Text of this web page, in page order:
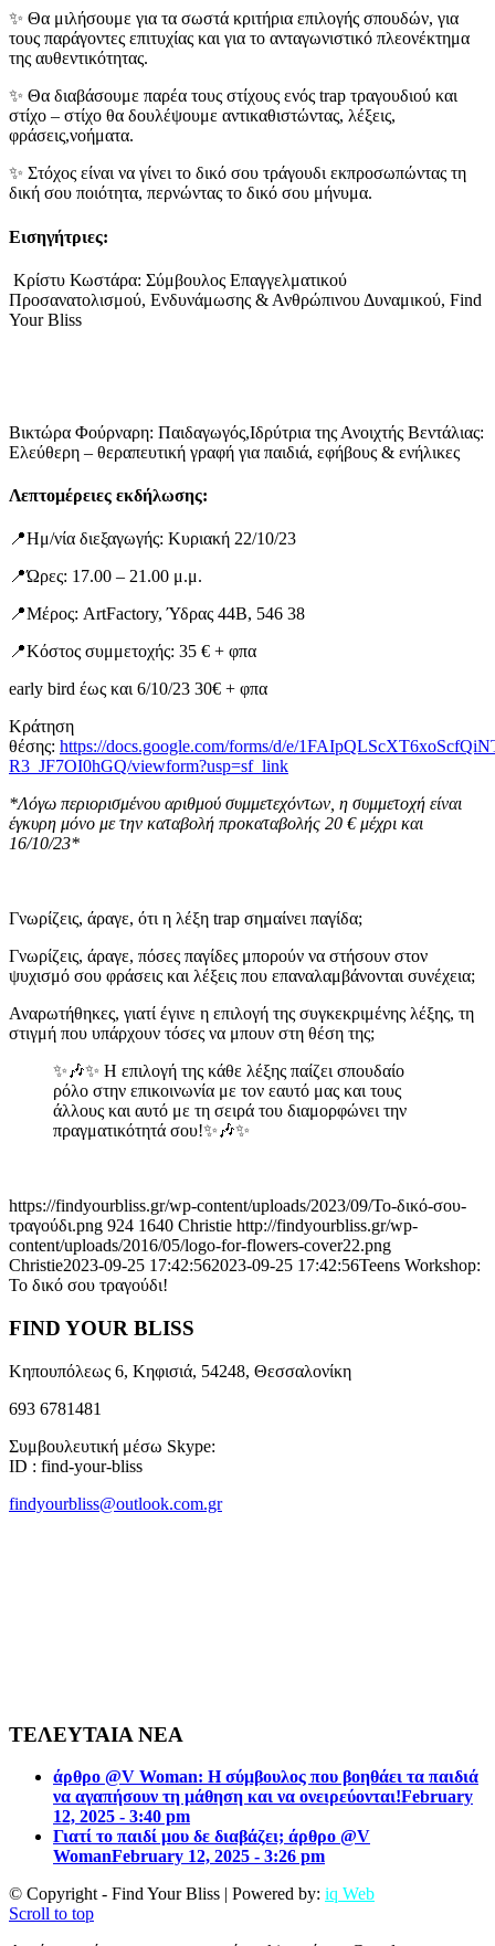
✨ Θα μιλήσουμε για τα σωστά κριτήρια επιλογής σπουδών, για
τους παράγοντες επιτυχίας και για το ανταγωνιστικό πλεονέκτημα
της αυθεντικότητας.
✨ Θα διαβάσουμε παρέα τους στίχους ενός trap τραγουδιού και
στίχο – στίχο θα δουλέψουμε αντικαθιστώντας, λέξεις,
φράσεις,νοήματα.
✨ Στόχος είναι να γίνει το δικό σου τράγουδι εκπροσωπώντας τη
δική σου ποιότητα, περνώντας το δικό σου μήνυμα.
Εισηγήτριες:
Κρίστυ Κωστάρα: Σύμβουλος Επαγγελματικού
Προσανατολισμού, Ενδυνάμωσης & Ανθρώπινου Δυναμικού, Find
Your Bliss
Βικτώρα Φούρναρη: Παιδαγωγός,Ιδρύτρια της Ανοιχτής Βεντάλιας:
Ελεύθερη – θεραπευτική γραφή για παιδιά, εφήβους & ενήλικες
Λεπτομέρειες εκδήλωσης:
📍Ημ/νία διεξαγωγής: Κυριακή 22/10/23
📍Ώρες: 17.00 – 21.00 μ.μ.
📍Μέρος: ArtFactory, Ύδρας 44Β, 546 38
📍Κόστος συμμετοχής: 35 € + φπα
early bird έως και 6/10/23 30€ + φπα
Κράτηση
θέσης: https://docs.google.com/forms/d/e/
R3_JF7OI0hGQ/viewform?usp=sf_link
*Λόγω περιορισμένου αριθμού συμμετεχόντων, η συμμετοχή είναι
έγκυρη μόνο με την καταβολή προκαταβολής 20 € μέχρι και
16/10/23*
Γνωρίζεις, άραγε, ότι η λέξη trap σημαίνει παγίδα;
Γνωρίζεις, άραγε, πόσες παγίδες μπορούν να στήσουν στον
ψυχισμό σου φράσεις και λέξεις που επαναλαμβάνονται συνέχεια;
Αναρωτήθηκες, γιατί έγινε η επιλογή της συγκεκριμένης λέξης, τη
στιγμή που υπάρχουν τόσες να μπουν στη θέση της;
✨🎶✨ Η επιλογή της κάθε λέξης παίζει σπουδαίο
ρόλο στην επικοινωνία με τον εαυτό μας και τους
άλλους και αυτό με τη σειρά του διαμορφώνει την
πραγματικότητά σου!✨🎶✨
https://findyourbliss.gr/wp-content/uploads/2023/09/Το-δικό-σου-
τραγούδι.png 924 1640 Christie http://findyourbliss.gr/wp-
content/uploads/2016/05/logo-for-flowers-cover22.png
Christie2023-09-25 17:42:562023-09-25 17:42:56Teens Workshop:
Το δικό σου τραγούδι!
FIND YOUR BLISS
Κηπουπόλεως 6, Κηφισιά, 54248, Θεσσαλονίκη
693 6781481
Συμβουλευτική μέσω Skype:
ID : find-your-bliss
findyourbliss@outlook.com.gr
ΤΕΛΕΥΤΑΙΑ ΝΕΑ
άρθρο @V Woman: Η σύμβουλος που βοηθάει τα παιδιά
να αγαπήσουν τη μάθηση και να ονειρεύονται!February
12, 2025 - 3:40 pm
Γιατί το παιδί μου δε διαβάζει; άρθρο @V
WomanFebruary 12, 2025 - 3:26 pm
© Copyright - Find Your Bliss | Powered by: iq Web
Scroll to top